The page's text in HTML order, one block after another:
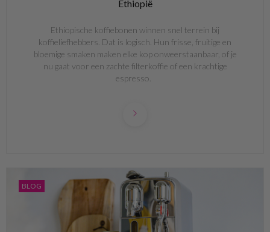
Ethiopië
Ethiopische koffiebonen winnen snel terrein bij
koffieliefhebbers. Dat is logisch. Hun frisse, fruitige en
bloemige smaken maken elke kop onweerstaanbaar, of je
nu gaat voor een zachte filterkoffie of een krachtige
espresso.
BLOG